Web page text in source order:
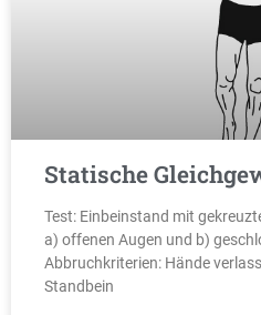
Statische
Test: Einbeinstand mit
a) offenen Augen und b)
Abbruchkriterien: Hände
Standbein